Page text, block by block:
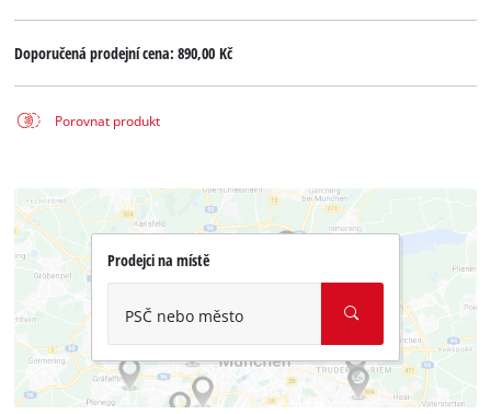
Doporučená prodejní cena:890,00 Kč
Porovnat produkt
Prodejci na místě
PSČ nebo město